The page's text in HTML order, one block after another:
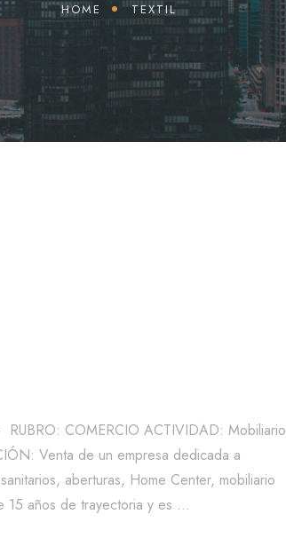
HOME TEXTIL
COMERCIO ACTIVIDAD: Mobiliario
Venta de un empresa dedicada a
aberturas, Home Center, mobiliario
15 años de trayectoria y es …